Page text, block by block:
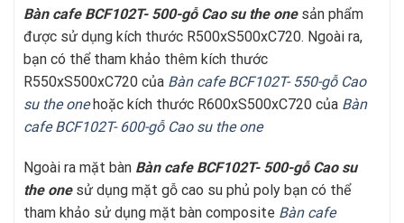
Bàn cafe BCF102T- 500-gỗ Cao su the one sản phẩm
được sử dụng kích thước R500xS500xC720. Ngoài ra,
bạn có thể tham khảo thêm kích thước
R550xS500xC720 của Bàn cafe BCF102T- 550-gỗ Cao
su the one hoặc kích thước R600xS500xC720 của Bàn
cafe BCF102T- 600-gỗ Cao su the one
Ngoài ra mặt bàn Bàn cafe BCF102T- 500-gỗ Cao su
the one sử dụng mặt gỗ cao su phủ poly bạn có thể
tham khảo sử dụng mặt bàn composite Bàn cafe